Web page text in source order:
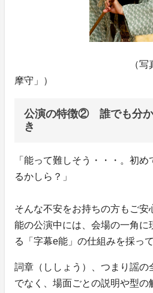
（写真＝野村萬
摩守」）
公演の特徴② 誰でも分か
き
「能って難しそう・・・。初
るかしら？」
そんな不安をお持ちの方もご安
能の公演中には、会場の一角に
る「字幕e能」の仕組みを採って
詞章（ししょう）、つまり謡の
でなく、場面ごとの説明や型